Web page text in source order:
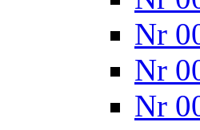
Nr
Nr
Nr